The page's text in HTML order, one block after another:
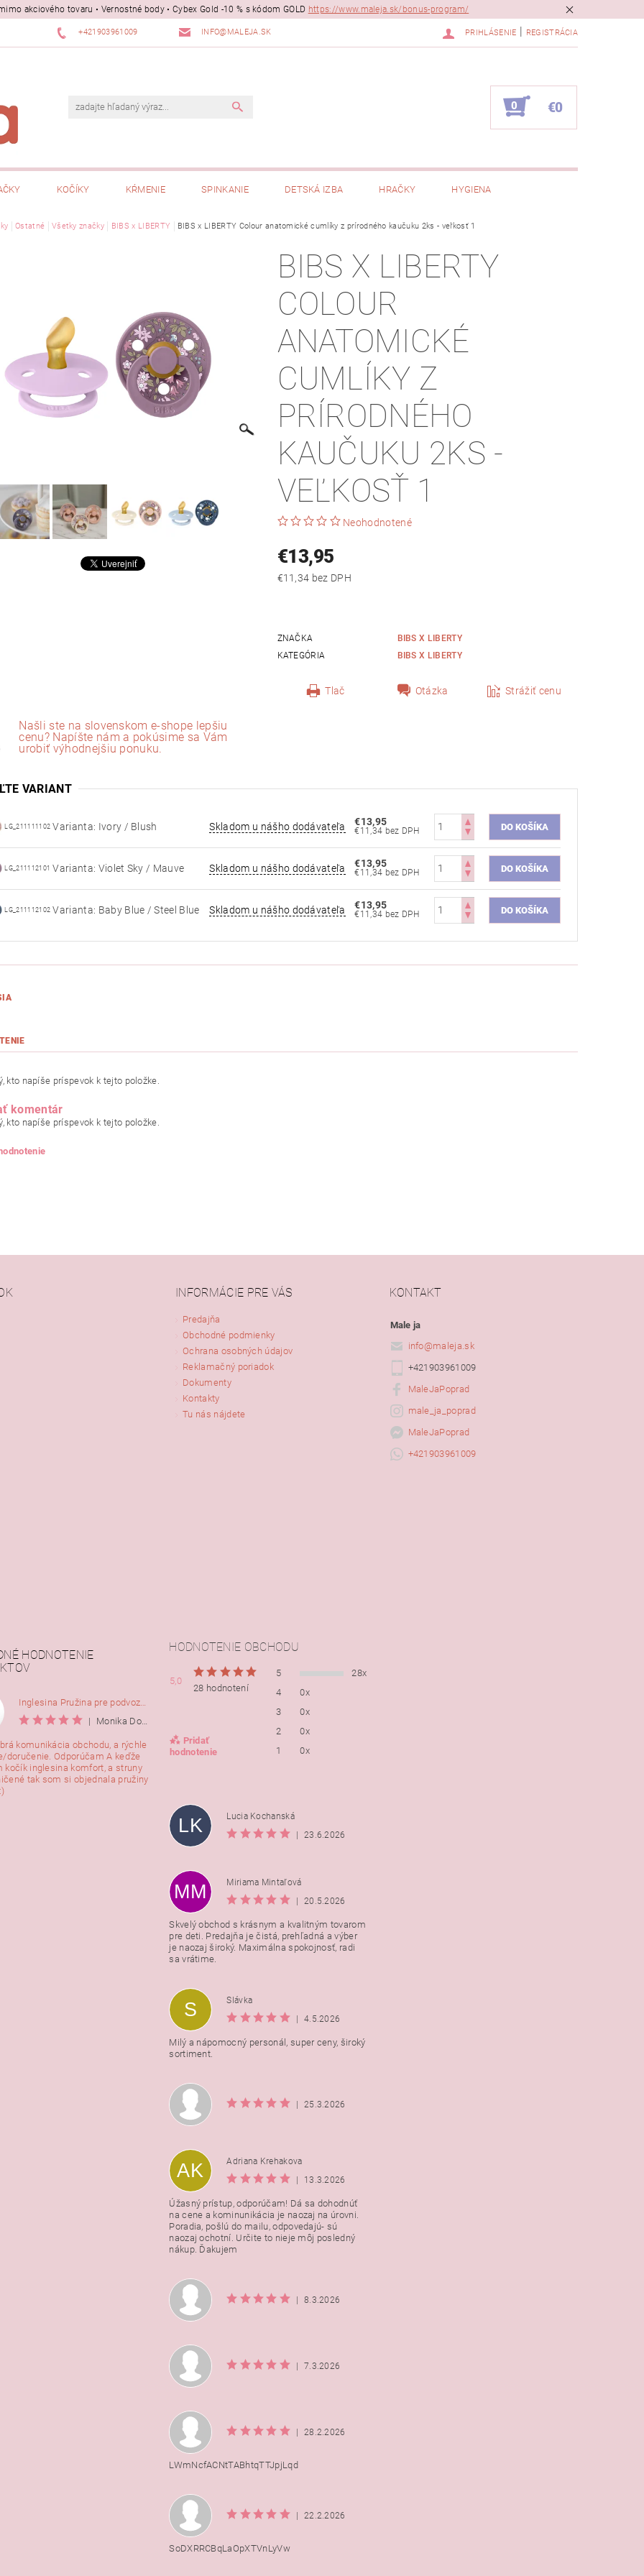
akciového tovaru • Vernostné body • Cybex Gold -10 % s kódom GOLD https://www.maleja.sk/bonus-program/
+421903961009 INFO@MALEJA.SK PRIHLÁSENIE REGISTRÁCIA
0 €0
KOČÍKY KŔMENIE SPINKANIE DETSKÁ IZBA HRAČKY HYGIENA
Ostatné Všetky značky BIBS x LIBERTY BIBS x LIBERTY Colour anatomické cumlíky z prírodného kaučuku 2ks - veľkosť 1
BIBS X LIBERTY
COLOUR
ANATOMICKÉ
CUMLÍKY Z
PRÍRODNÉHO
KAUČUKU 2KS -
VEĽKOSŤ 1
Neohodnotené
€13,95
€11,34 bez DPH
ZNAČKA
BIBS X LIBERTY
KATEGÓRIA
BIBS X LIBERTY
Tlač Otázka Strážiť cenu
Našli ste na slovenskom e-shope lepšiu
cenu? Napíšte nám a pokúsime sa Vám
urobiť výhodnejšiu ponuku.
VARIANT
LG_211111102 Varianta: Ivory / Blush Skladom u nášho dodávateľa €13,95
€11,34 bez DPH
LG_211112101 Varianta: Violet Sky / Mauve Skladom u nášho dodávateľa €13,95
€11,34 bez DPH
LG_211112102 Varianta: Baby Blue / Steel Blue Skladom u nášho dodávateľa €13,95
€11,34 bez DPH
kto napíše príspevok k tejto položke.
komentár
kto napíše príspevok k tejto položke.
podmienkami ochrany osobných údajov
INFORMÁCIE PRE VÁS
Predajňa
Obchodné podmienky
Ochrana osobných údajov
Reklamačný poriadok
Dokumenty
Kontakty
Tu nás nájdete
KONTAKT
Male ja
info@maleja.sk
+421903961009
MaleJaPoprad
male_ja_poprad
MaleJaPoprad
+421903961009
HODNOTENIE
|
Monika Dorušáková
komunikácia obchodu, a rýchle
doručenie. Odporúčam A keďže
kočík inglesina komfort, a struny
tak som si objednala pružiny
HODNOTENIE OBCHODU
5,0
28 hodnotení
Pridať
hodnotenie
5
28x
4
0x
3
0x
2
0x
1
0x
Vložením hodnotenie súhlasíte s
podmienkami ochrany osobných
LK
Lucia Kochanská
23.6.2026
MM
Miriama Mintaľová
20.5.2026
Skvelý obchod s krásnym a kvalitným tovarom
pre deti. Predajňa je čistá, prehľadná a výber
je naozaj široký. Maximálna spokojnosť, radi
sa vrátime.
S
Slávka
4.5.2026
Milý a nápomocný personál, super ceny, široký
sortiment.
25.3.2026
AK
Adriana Krehakova
13.3.2026
Úžasný prístup, odporúčam! Dá sa dohodnúť
na cene a kominunikácia je naozaj na úrovni.
Poradia, pošlú do mailu, odpovedajú- sú
naozaj ochotní. Určite to nieje môj posledný
nákup. Ďakujem
8.3.2026
7.3.2026
28.2.2026
LWmNcfACNtTABhtqTTJpjLqd
22.2.2026
SoDXRRCBqLaOpXTVnLyVw